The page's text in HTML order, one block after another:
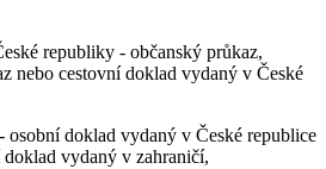
republiky - občanský průkaz,
nebo cestovní doklad vydaný v České
osobní doklad vydaný v České republice
doklad vydaný v zahraničí,